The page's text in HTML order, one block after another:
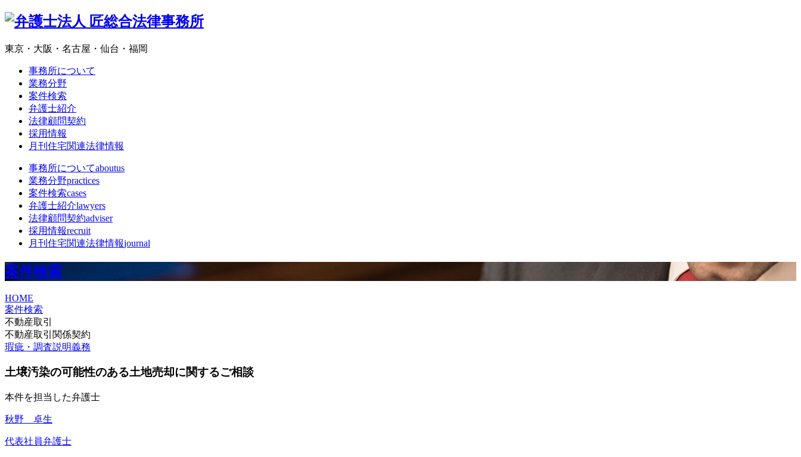
東京・大阪・名古屋・仙台・福岡
事務所について
業務分野
案件検索
弁護士紹介
法律顧問契約
採用情報
月刊住宅関連法律情報
事務所についてaboutus
業務分野practices
案件検索cases
弁護士紹介lawyers
法律顧問契約adviser
採用情報recruit
月刊住宅関連法律情報journal
案件検索
HOME
案件検索
不動産取引
不動産取引関係契約
瑕疵・調査説明義務
土壌汚染の可能性のある土地売却に関するご相談
本件を担当した弁護士
秋野 卓生
代表社員弁護士